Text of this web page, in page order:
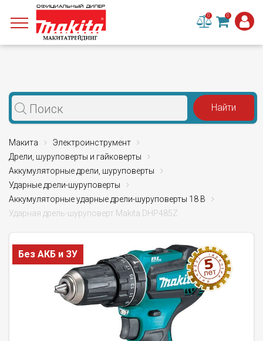
0 0
Макита
Электроинструмент
Дрели, шуруповерты и гайковерты
Аккумуляторные дрели, шуруповерты
Ударные дрели-шуруповерты
Аккумуляторные ударные дрели-шуруповерты 18 В
Ударная дрель-шуруповерт Makita DHP485Z
Без АКБ и ЗУ